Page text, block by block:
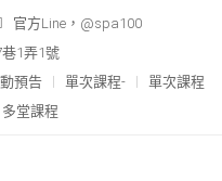
官方Line，@spa100
1弄1號
預告 單次課程-
單次課程
多堂課程